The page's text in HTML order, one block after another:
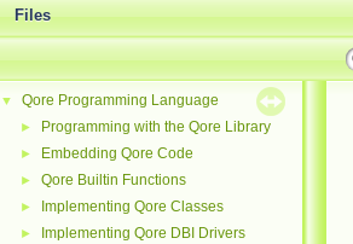
Files
▼ Qore Programming Language
► Programming with the Qore Library
► Embedding Qore Code
► Qore Builtin Functions
► Implementing Qore Classes
►
Implementing Qore DBI Drivers